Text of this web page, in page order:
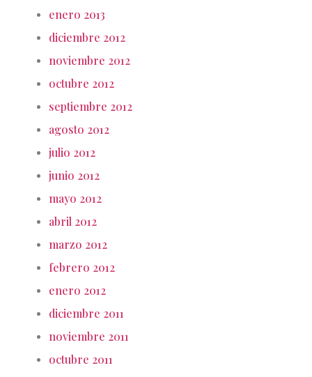
enero 2013
diciembre 2012
noviembre 2012
octubre 2012
septiembre 2012
agosto 2012
julio 2012
junio 2012
mayo 2012
abril 2012
marzo 2012
febrero 2012
enero 2012
diciembre 2011
noviembre 2011
octubre 2011